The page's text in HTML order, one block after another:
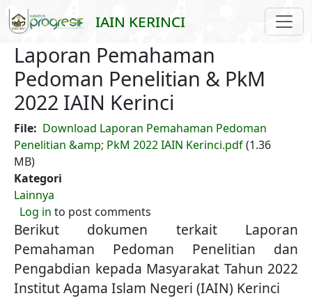
Skip to main content
IAIN KERINCI
Laporan Pemahaman
Pedoman Penelitian & PkM
2022 IAIN Kerinci
File
Download Laporan Pemahaman Pedoman
Penelitian &amp; PkM 2022 IAIN Kerinci.pdf(1.36
MB)
Kategori
Lainnya
Log in to post comments
Berikut dokumen terkait Laporan
Pemahaman Pedoman Penelitian dan
Pengabdian kepada Masyarakat Tahun 2022
Institut Agama Islam Negeri (IAIN) Kerinci